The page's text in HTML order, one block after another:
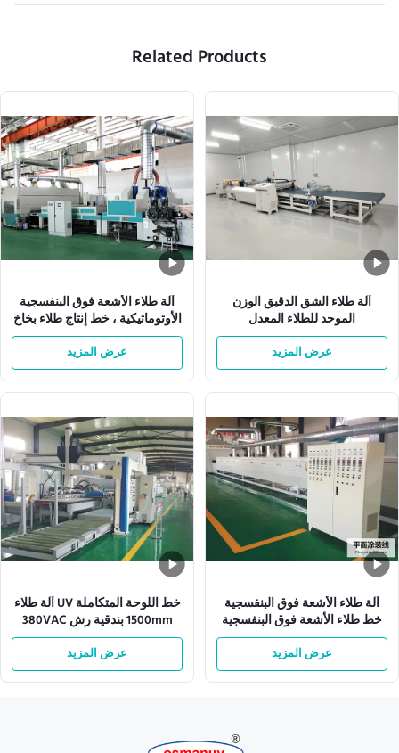
Related Products
آلة طلاء الشق الدقيق الوزن
الموحد للطلاء المعدل
عرض المزيد
آلة طلاء الأشعة فوق البنفسجية
الأوتوماتيكية ، خط إنتاج طلاء بخاخ
W1300mm
عرض المزيد
آلة طلاء الأشعة فوق البنفسجية
خط طلاء الأشعة فوق البنفسجية
ISO9001 L10000mm
عرض المزيد
خط اللوحة المتكاملة UV آلة طلاء
1500mm بندقية رش 380VAC
عرض المزيد